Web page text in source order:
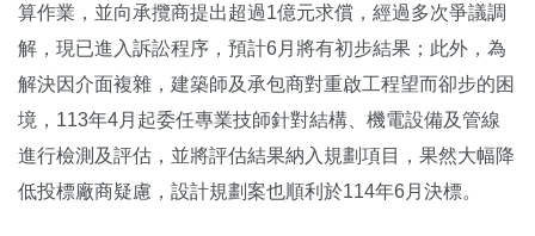
算作業，並向承攬商提出超過1億元求償，經過多次爭議調
解，現已進入訴訟程序，預計6月將有初步結果；此外，為
解決因介面複雜，建築師及承包商對重啟工程望而卻步的困
境，113年4月起委任專業技師針對結構、機電設備及管線
進行檢測及評估，並將評估結果納入規劃項目，果然大幅降
低投標廠商疑慮，設計規劃案也順利於114年6月決標。